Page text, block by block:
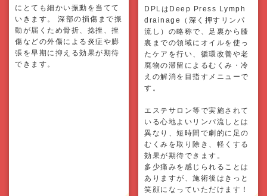
にとても細かい振動を当てて
いきます。 深部の損傷まで振
動が届くため骨折、捻挫、挫
傷などの外傷による炎症や膨
張を早期に抑える効果が期待
できます。
DPLはDeep Press Lymph
drainage（深く押すリンパ
流し）の略称で、足裏から膝
裏までの領域にオイルを使っ
たケアを行い、循環改善や老
廃物の滞留によるむくみ・冷
えの解消を目指すメニューで
す。
エステサロン等で実施されて
いる心地よいリンパ流しとは
異なり、短時間で劇的に足の
むくみを取り除き、軽くする
効果が期待できます。
多少痛みを感じられることは
ありますが、施術後はきっと
笑顔になっていただけます！